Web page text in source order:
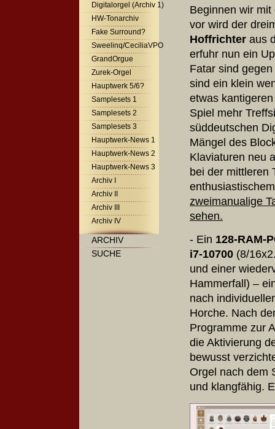
Digitalorgel (Archiv 1)
HW-Tonarchiv
Fake Surround?
Sweelinq/CeciliaVPO
GrandOrgue
Zurek-Orgel
Hauptwerk 5/6?
Samplesets 1
Samplesets 2
Samplesets 3
Hauptwerk-News 1
Hauptwerk-News 2
Hauptwerk-News 3
Archiv I
Archiv II
Archiv III
Archiv IV
ARCHIV
SUCHE
Beginnen wir
vor wird der
Hoffrichter aus
erfuhr nun ein
Fatar sind
sind ein klein
etwas
Spiel mehr
süddeutschen
Mängel des
Klaviaturen neu
bei der mittleren
zweimanualige
sehen.
- Ein 128-RAM-
i7-10700 (8/
und einer
Hammerfall) –
nach
Horche. Nach
Programme zur
die Aktivierung
bewusst
Orgel nach dem
und klangfähig.